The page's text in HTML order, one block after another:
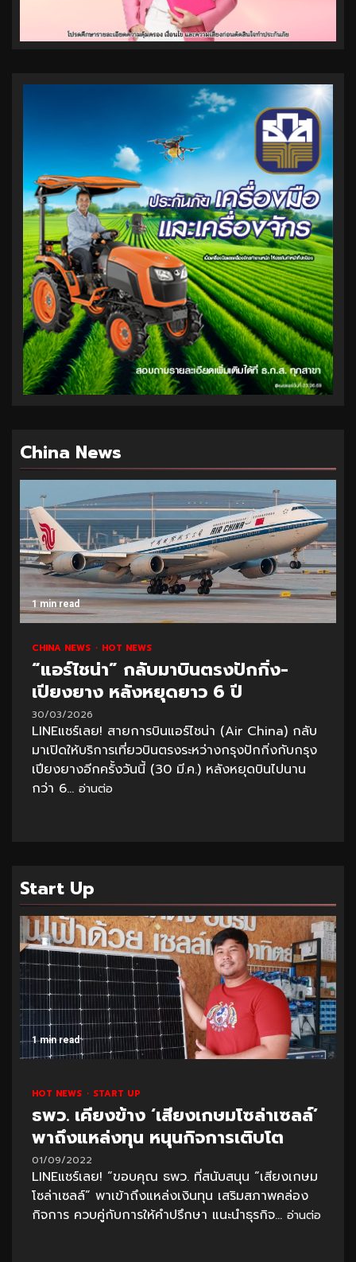
China News
1 min read
CHINA NEWS HOT NEWS
“แอร์ไชน่า” กลับมาบินตรงปักกิ่ง-
เปียงยาง หลังหยุดยาว 6 ปี
30/03/2026
LINEแชร์เลย! สายการบินแอร์ไชน่า (Air China) กลับ
มาเปิดให้บริการเที่ยวบินตรงระหว่างกรุงปักกิ่งกับกรุง
เปียงยางอีกครั้งวันนี้ (30 มี.ค.) หลังหยุดบินไปนาน
กว่า 6... อ่านต่อ
Start Up
1 min read
HOT NEWS START UP
ธพว. เคียงข้าง ‘เสียงเกษมโซล่าเซลล์’
พาถึงแหล่งทุน หนุนกิจการเติบโต
01/09/2022
LINEแชร์เลย! “ขอบคุณ ธพว. ที่สนับสนุน “เสียงเกษม
โซล่าเซลล์” พาเข้าถึงแหล่งเงินทุน เสริมสภาพคล่อง
กิจการ ควบคู่กับการให้คำปรึกษา แนะนำธุรกิจ... อ่านต่อ